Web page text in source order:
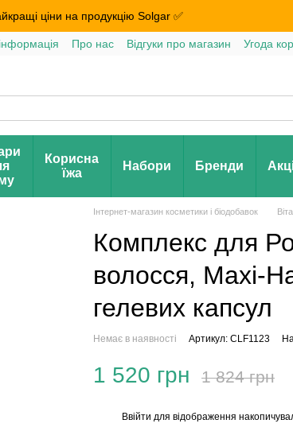
ціни на продукцію Solgar ✅
Про нас Відгуки про магазин Угода
Корисна
їжа
Набори Бренди
Інтернет-магазин косметики і біодобавок
Комплекс для
волосся, Maxi-
гелевих капсул
Немає в наявності Артикул: CLF1123
1 520 грн 1 824 грн
Ввійти для відображення